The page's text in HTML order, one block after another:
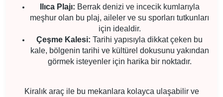
Ilıca Plajı: Berrak denizi ve incecik kumlarıyla
meşhur olan bu plaj, aileler ve su sporları tutkunları
için idealdir.
Çeşme Kalesi: Tarihi yapısıyla dikkat çeken bu
kale, bölgenin tarihi ve kültürel dokusunu yakından
görmek isteyenler için harika bir noktadır.
Kiralık araç ile bu mekanlara kolayca ulaşabilir ve